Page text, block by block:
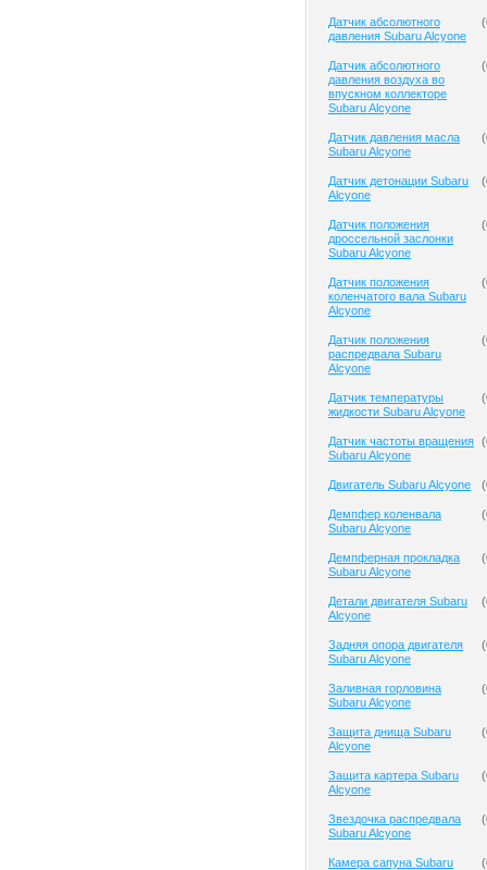
Датчик абсолютного
давления Subaru Alcyone
(
Датчик абсолютного
давления воздуха во
впускном коллекторе
Subaru Alcyone
(
Датчик давления масла
Subaru Alcyone
(
Датчик детонации Subaru
Alcyone
(
Датчик положения
дроссельной заслонки
Subaru Alcyone
(
Датчик положения
коленчатого вала Subaru
Alcyone
(
Датчик положения
распредвала Subaru
Alcyone
(
Датчик температуры
жидкости Subaru Alcyone
(
Датчик частоты вращения
Subaru Alcyone
(
Двигатель Subaru Alcyone (
Демпфер коленвала
Subaru Alcyone
(
Демпферная прокладка
Subaru Alcyone
(
Детали двигателя Subaru
Alcyone
(
Задняя опора двигателя
Subaru Alcyone
(
Заливная горловина
Subaru Alcyone
(
Защита днища Subaru
Alcyone
(
Защита картера Subaru
Alcyone
(
Звездочка распредвала
Subaru Alcyone
(
Камера сапуна Subaru (